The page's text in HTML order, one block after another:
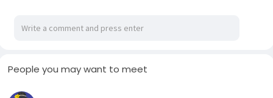
ောက်ရှိနိုင်သည်ဟု ခန့်မှန်းရပါသည်။
ဆိုပါ အလွန့်အလွန် အားကောင်းသော တိုင်ဖွန်းမုန်တိုင်း "ရာဂါဆာ"
People you may want to meet